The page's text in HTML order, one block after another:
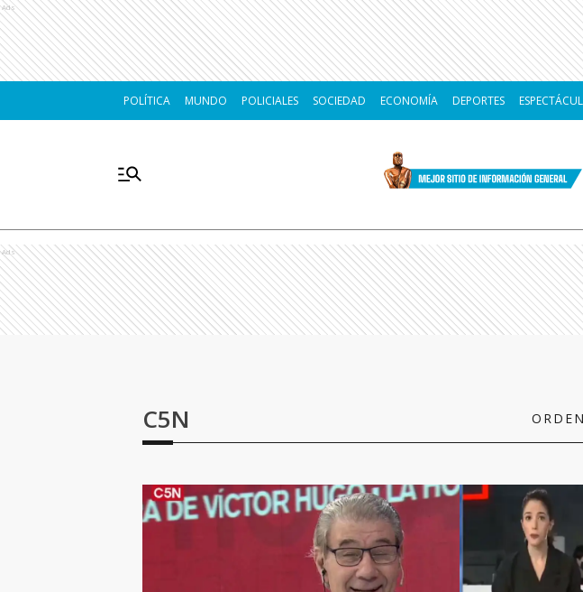
Ads
POLÍTICA MUNDO POLICIALES SOCIEDAD ECONOMÍA DEPORTES
Ads
C5N